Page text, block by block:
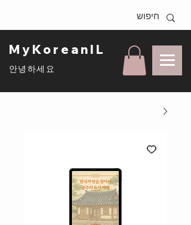
MyKoreanIL
안녕하세요